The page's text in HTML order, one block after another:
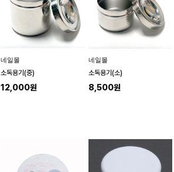
네일몰
소독용기(중)
12,000원
네일몰
소독용기(소)
8,500원